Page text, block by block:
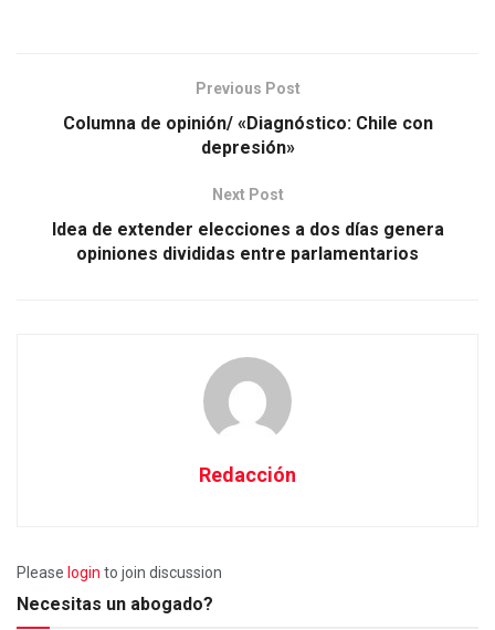
Previous Post
Columna de opinión/ «Diagnóstico: Chile con
depresión»
Next Post
Idea de extender elecciones a dos días genera
opiniones divididas entre parlamentarios
Redacción
Please login to join discussion
Necesitas un abogado?